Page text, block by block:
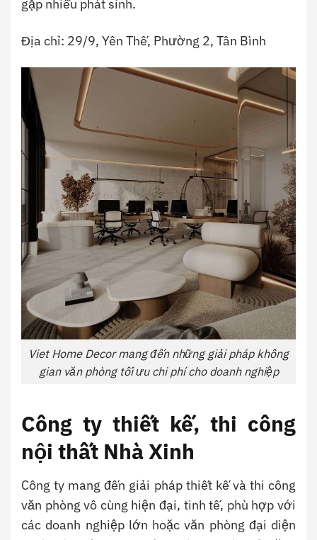
gặp nhiều phát sinh.
Địa chỉ: 29/9, Yên Thế, Phường 2, Tân Bình
Viet Home Decor mang đến những giải pháp không
gian văn phòng tối ưu chi phí cho doanh nghiệp
Công ty thiết kế, thi công
nội thất Nhà Xinh
Công ty mang đến giải pháp thiết kế và thi công
văn phòng vô cùng hiện đại, tinh tế, phù hợp với
các doanh nghiệp lớn hoặc văn phòng đại diện